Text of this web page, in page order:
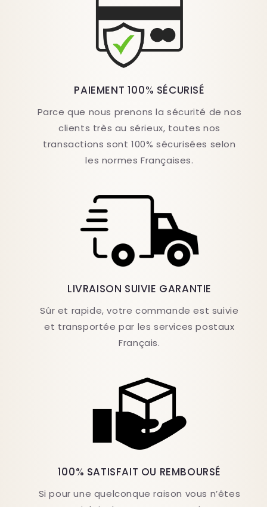
PAIEMENT 100% SÉCURISÉ
Parce que nous prenons la sécurité de nos
clients très au sérieux, toutes nos
transactions sont 100% sécurisées selon
les normes Françaises.
LIVRAISON SUIVIE GARANTIE
Sûr et rapide, votre commande est suivie
et transportée par les services postaux
Français.
100% SATISFAIT OU REMBOURSÉ
Si pour une quelconque raison vous n’êtes